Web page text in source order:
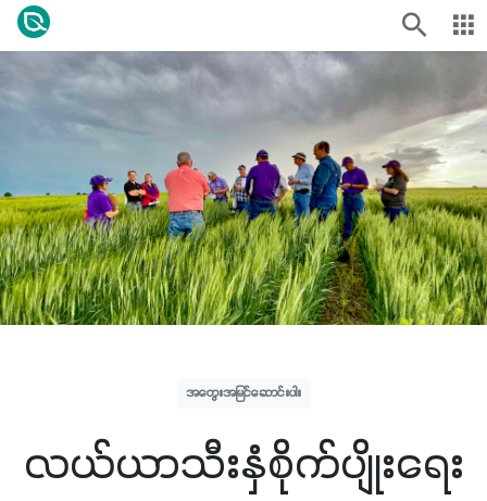
အတွေးအမြင်ဆောင်းပါး
လယ်ယာသီးနှံစိုက်ပျိုးရေး